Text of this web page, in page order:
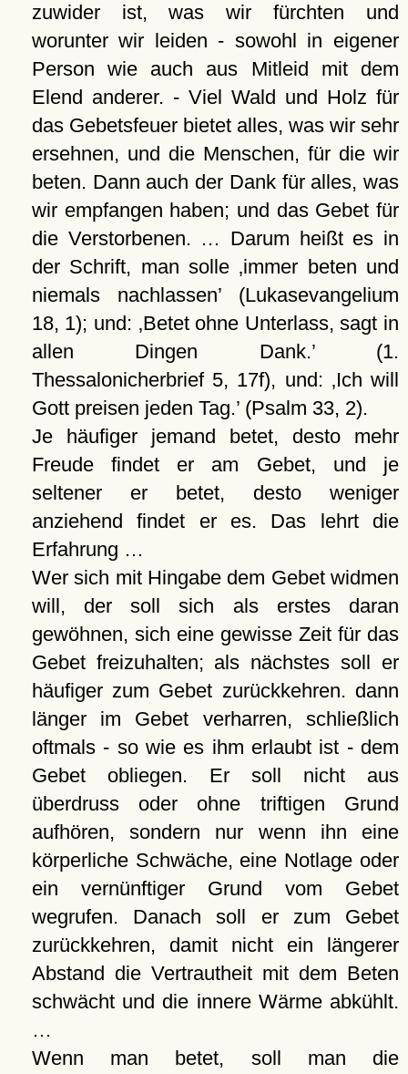
zuwider ist, was wir fürchten und
worunter wir leiden - sowohl in eigener
Person wie auch aus Mitleid mit dem
Elend anderer. - Viel Wald und Holz für
das Gebetsfeuer bietet alles, was wir sehr
ersehnen, und die Menschen, für die wir
beten. Dann auch der Dank für alles, was
wir empfangen haben; und das Gebet für
die Verstorbenen. … Darum heißt es in
der Schrift, man solle
immer beten und
niemals nachlassen(Lukasevangelium
18, 1); und: Betet ohne Unterlass, sagt in
allen Dingen Dank.(1.
Thessalonicherbrief 5, 17f), und:
Ich will
Gott preisen jeden Tag.(Psalm 33, 2).
Je häufiger jemand betet, desto mehr
Freude findet er am Gebet, und je
seltener er betet, desto weniger
anziehend findet er es. Das lehrt die
Erfahrung …
Wer sich mit Hingabe dem Gebet widmen
will, der soll sich als erstes daran
gewöhnen, sich eine gewisse Zeit für das
Gebet freizuhalten; als nächstes soll er
häufiger zum Gebet zurückkehren. dann
länger im Gebet verharren, schließlich
oftmals - so wie es ihm erlaubt ist - dem
Gebet obliegen. Er soll nicht aus
überdruss oder ohne triftigen Grund
aufhören, sondern nur wenn ihn eine
körperliche Schwäche, eine Notlage oder
ein vernünftiger Grund vom Gebet
wegrufen. Danach soll er zum Gebet
zurückkehren, damit nicht ein längerer
Abstand die Vertrautheit mit dem Beten
schwächt und die innere Wärme abkühlt.
…
Wenn man betet, soll man die